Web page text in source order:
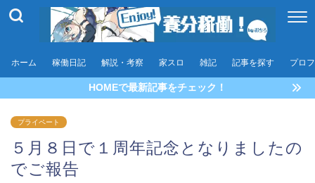
ホーム 稼働日記 解説・考察 家スロ 雑記 記事を探す プロ
HOMEで最新記事をチェック！
プライペート
５月８日で１周年記念となりましたの
でご報告